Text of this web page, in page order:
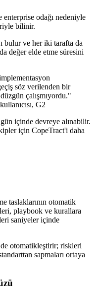
odağı nedeniyle
bilinir.
bulur ve her iki tarafta da
değer elde etme süresini
söz verilenden bir
çalışmıyordu."
G2
içinde devreye alınabilir.
için CopeTract'i daha
taslaklarının otomatik
playbook ve kurallara
saniyeler içinde
otomatikleştirir; riskleri
sapmaları ortaya